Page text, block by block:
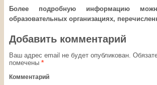
Более подробную информацию
образовательных организациях,
Добавить комментарий
Ваш адрес email не будет опубликован.
помечены *
Комментарий